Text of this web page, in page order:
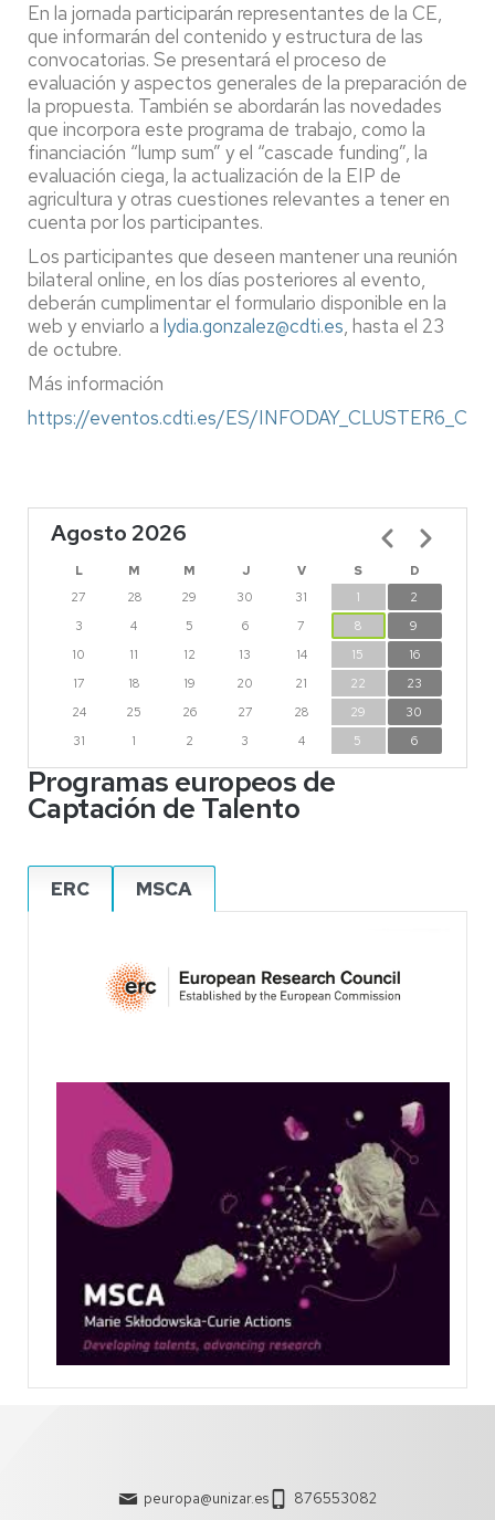
En la jornada participarán representantes de la CE,
que informarán del contenido y estructura de las
convocatorias. Se presentará el proceso de
evaluación y aspectos generales de la preparación de
la propuesta. También se abordarán las novedades
que incorpora este programa de trabajo, como la
financiación “lump sum” y el “cascade funding”, la
evaluación ciega, la actualización de la EIP de
agricultura y otras cuestiones relevantes a tener en
cuenta por los participantes.
Los participantes que deseen mantener una reunión
bilateral online, en los días posteriores al evento,
deberán cumplimentar el formulario disponible en la
web y enviarlo a lydia.gonzalez@cdti.es, hasta el 23
de octubre.
Más información
https://eventos.cdti.es/ES/
Agosto 2026
L M M J V S
D
27
28 29 30 31 1
2
3
4 5 6 7 8
9
10
11 12 13 14 15
16
17
18 19 20 21 22
23
24
25 26 27 28 29
30
31
1 2 3 4 5 6
Paginación
Programas europeos de
Captación de Talento
ERC MSCA
peuropa@unizar.es 876553082